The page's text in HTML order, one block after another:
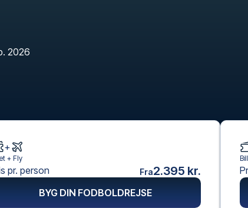
2026
+
+ Fly
pr. person Fra2.395 kr.
BYG DIN FODBOLDREJSE